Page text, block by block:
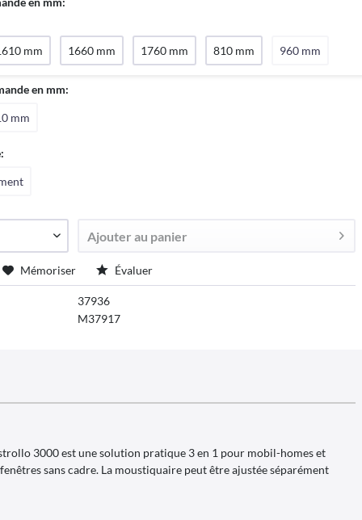
mm 1660 mm 1760 mm 810 mm 960 mm
en mm:
mm
Ajouter au panier
Mémoriser Évaluer
37936
M37917
3000 est une solution pratique 3 en 1 pour mobil-homes et
sans cadre. La moustiquaire peut être ajustée séparément